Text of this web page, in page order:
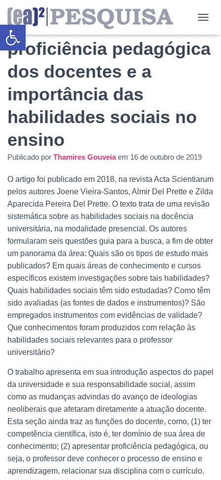
Abrir a barra de ferramentas
A necessidade da
proficiência pedagógica
dos docentes e a
importância das
habilidades sociais no
ensino
Publicado por Thamires Gouveiaem 16 de outubro de 2019
O artigo foi publicado em 2018, na revista Acta Scientiarum
pelos autores Joene Vieira-Santos, Almir Del Prette e Zilda
Aparecida Pereira Del Prette. O texto trata de uma revisão
sistemática sobre as habilidades sociais na docência
universitária, na modalidade presencial. Os autores
formularam seis questões guia para a busca, a fim de obter
um panorama da área: Quais são os tipos de estudo mais
publicados? Em quais áreas de conhecimento e cursos
específicos existem investigações sobre tais habilidades?
Quais habilidades sociais têm sido estudadas? Como têm
sido avaliadas (as fontes de dados e instrumentos)? São
empregados instrumentos com evidências de validade?
Que conhecimentos foram produzidos com relação às
habilidades sociais relevantes para o professor
universitário?
O trabalho apresenta em sua introdução aspectos do papel
da universidade e sua responsabilidade social, assim
como as mudanças advindas do avanço de ideologias
neoliberais que afetaram diretamente a atuação docente.
Esta seção ainda traz as funções do docente, como, (1) ter
competência científica, isto é, ter domínio de sua área de
conhecimento; (2) apresentar proficiência pedagógica, ou
seja, o professor deve conhecer o processo de ensino e
aprendizagem, relacionar sua disciplina com o currículo,